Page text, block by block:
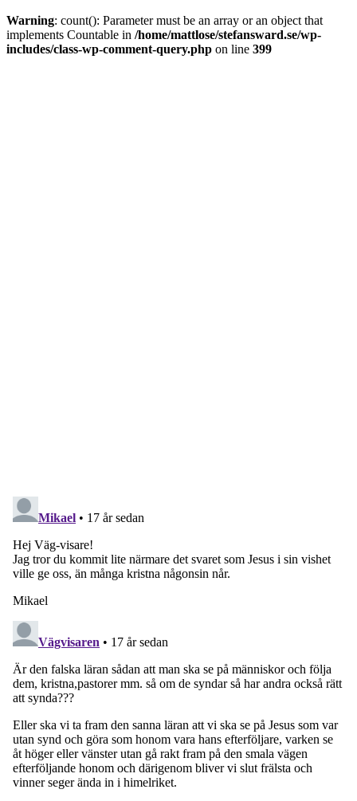
Warning: count(): Parameter must be an array or an object that
implements Countable in /home/mattlose/stefansward.se/wp-
includes/class-wp-comment-query.php on line 399